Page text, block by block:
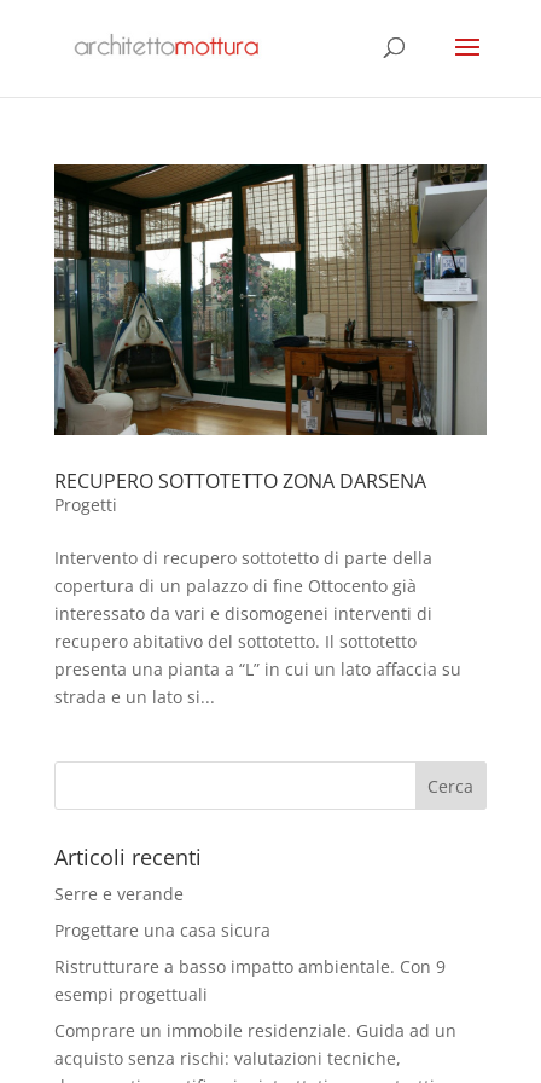
RECUPERO SOTTOTETTO ZONA DARSENA
Progetti
Intervento di recupero sottotetto di parte della
copertura di un palazzo di fine Ottocento già
interessato da vari e disomogenei interventi di
recupero abitativo del sottotetto. Il sottotetto
presenta una pianta a “L” in cui un lato affaccia su
strada e un lato si...
Articoli recenti
Serre e verande
Progettare una casa sicura
Ristrutturare a basso impatto ambientale. Con 9
esempi progettuali
Comprare un immobile residenziale. Guida ad un
acquisto senza rischi: valutazioni tecniche,